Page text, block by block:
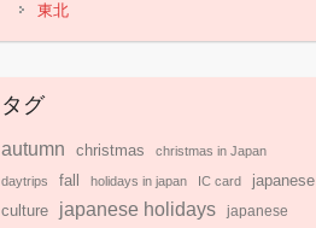
東北
タグ
autumn christmas christmas in Japan
daytrips fall holidays in japan IC card
japanese
culture
japanese holidays japanese